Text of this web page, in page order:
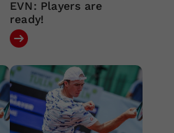
EVN: Players are
ready!